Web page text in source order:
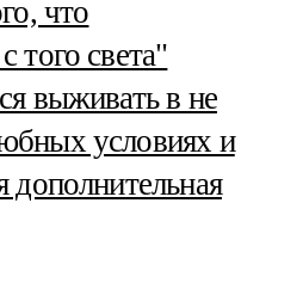
что
того света"
выживать в не
условиях и
дополнительная